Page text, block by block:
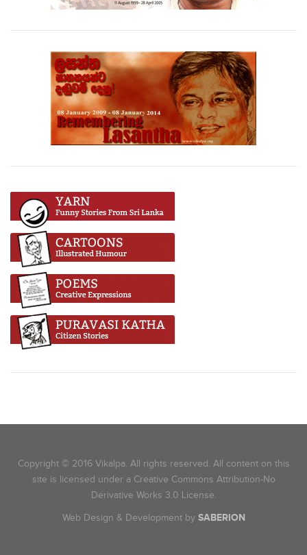
Copyright © 2016 Vikalpa. All rights reserved. All content on this
site is licensed under a Creative Commons Attribution-No
Derivative Works 3.0 License.
Web Design & Development by SABERION